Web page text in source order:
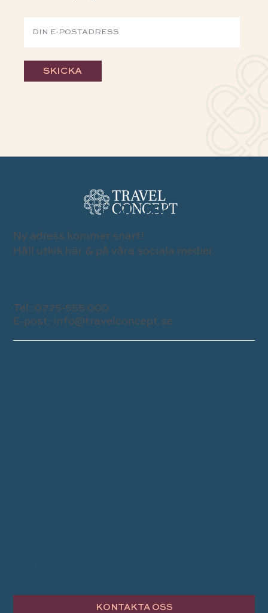
SKICKA
BESÖK VÅR BUTIK
Ny adress kommer snart!
Håll utkik här & på våra sociala medier.
Tel: 0775-555 000
E-post: info@travelconcept.se
KONTAKTA OSS